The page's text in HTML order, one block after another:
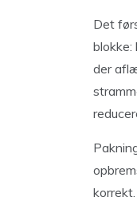
Det
blokke:
der